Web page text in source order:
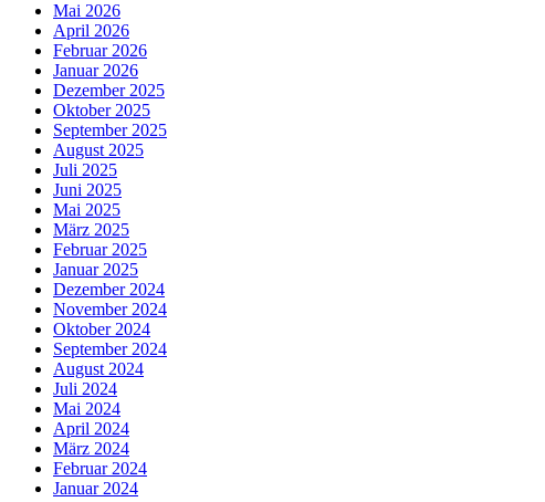
Mai 2026
April 2026
Februar 2026
Januar 2026
Dezember 2025
Oktober 2025
September 2025
August 2025
Juli 2025
Juni 2025
Mai 2025
März 2025
Februar 2025
Januar 2025
Dezember 2024
November 2024
Oktober 2024
September 2024
August 2024
Juli 2024
Mai 2024
April 2024
März 2024
Februar 2024
Januar 2024